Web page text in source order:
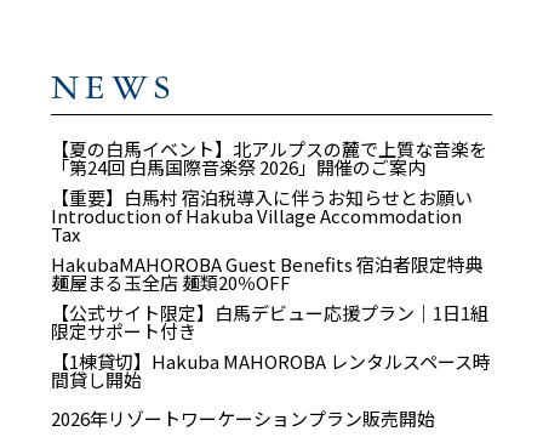
NEWS
【夏の白馬イベント】北アルプスの麓で上質な音楽を
「第24回 白馬国際音楽祭 2026」開催のご案内
【重要】白馬村 宿泊税導入に伴うお知らせとお願い
Introduction of Hakuba Village Accommodation
Tax
HakubaMAHOROBA Guest Benefits 宿泊者限定特典
麺屋まる玉全店 麺類20％OFF
【公式サイト限定】白馬デビュー応援プラン｜1日1組
限定サポート付き
【1棟貸切】Hakuba MAHOROBA レンタルスペース時
間貸し開始
2026年リゾートワーケーションプラン販売開始